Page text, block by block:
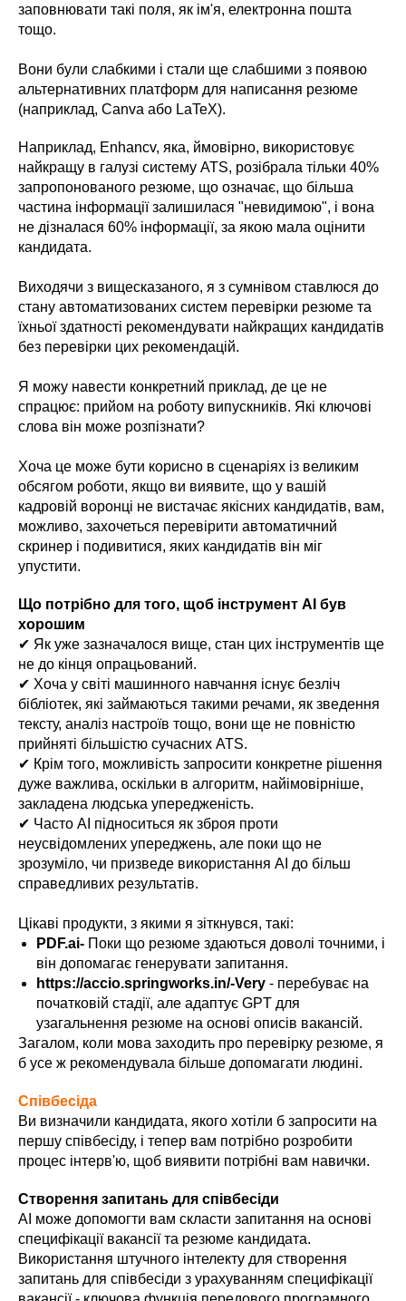
заповнювати такі поля, як ім'я, електронна пошта
тощо.
Вони були слабкими і стали ще слабшими з появою
альтернативних платформ для написання резюме
(наприклад, Canva або LaTeX).
Наприклад, Enhancv, яка, ймовірно, використовує
найкращу в галузі систему ATS, розібрала тільки 40%
запропонованого резюме, що означає, що більша
частина інформації залишилася "невидимою", і вона
не дізналася 60% інформації, за якою мала оцінити
кандидата.
Виходячи з вищесказаного, я з сумнівом ставлюся до
стану автоматизованих систем перевірки резюме та
їхньої здатності рекомендувати найкращих кандидатів
без перевірки цих рекомендацій.
Я можу навести конкретний приклад, де це не
спрацює: прийом на роботу випускників. Які ключові
слова він може розпізнати?
Хоча це може бути корисно в сценаріях із великим
обсягом роботи, якщо ви виявите, що у вашій
кадровій воронці не вистачає якісних кандидатів, вам,
можливо, захочеться перевірити автоматичний
скринер і подивитися, яких кандидатів він міг
упустити.
Що потрібно для того, щоб інструмент AI був
хорошим
✔ Як уже зазначалося вище, стан цих інструментів ще
не до кінця опрацьований.
✔ Хоча у світі машинного навчання існує безліч
бібліотек, які займаються такими речами, як зведення
тексту, аналіз настроїв тощо, вони ще не повністю
прийняті більшістю сучасних ATS.
✔ Крім того, можливість запросити конкретне рішення
дуже важлива, оскільки в алгоритм, найімовірніше,
закладена людська упередженість.
✔ Часто AI підноситься як зброя проти
неусвідомлених упереджень, але поки що не
зрозуміло, чи призведе використання AI до більш
справедливих результатів.
Цікаві продукти, з якими я зіткнувся, такі:
PDF.ai- Поки що резюме здаються доволі точними, і
він допомагає генерувати запитання.
https://accio.springworks.in/-Very - перебуває на
початковій стадії, але адаптує GPT для
узагальнення резюме на основі описів вакансій.
Загалом, коли мова заходить про перевірку резюме, я
б усе ж рекомендувала більше допомагати людині.
Співбесіда
Ви визначили кандидата, якого хотіли б запросити на
першу співбесіду, і тепер вам потрібно розробити
процес інтерв'ю, щоб виявити потрібні вам навички.
Створення запитань для співбесіди
AI може допомогти вам скласти запитання на основі
специфікації вакансії та резюме кандидата.
Використання штучного інтелекту для створення
запитань для співбесіди з урахуванням специфікації